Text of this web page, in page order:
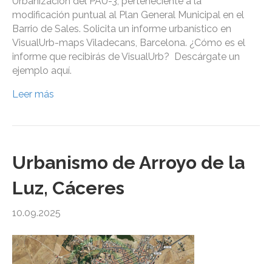
modificación puntual al Plan General Municipal en el
Barrio de Sales. Solicita un informe urbanístico en
VisualUrb-maps Viladecans, Barcelona. ¿Cómo es el
informe que recibirás de VisualUrb? Descárgate un
ejemplo aquí.
Leer más
Urbanismo de Arroyo de la
Luz, Cáceres
10.09.2025